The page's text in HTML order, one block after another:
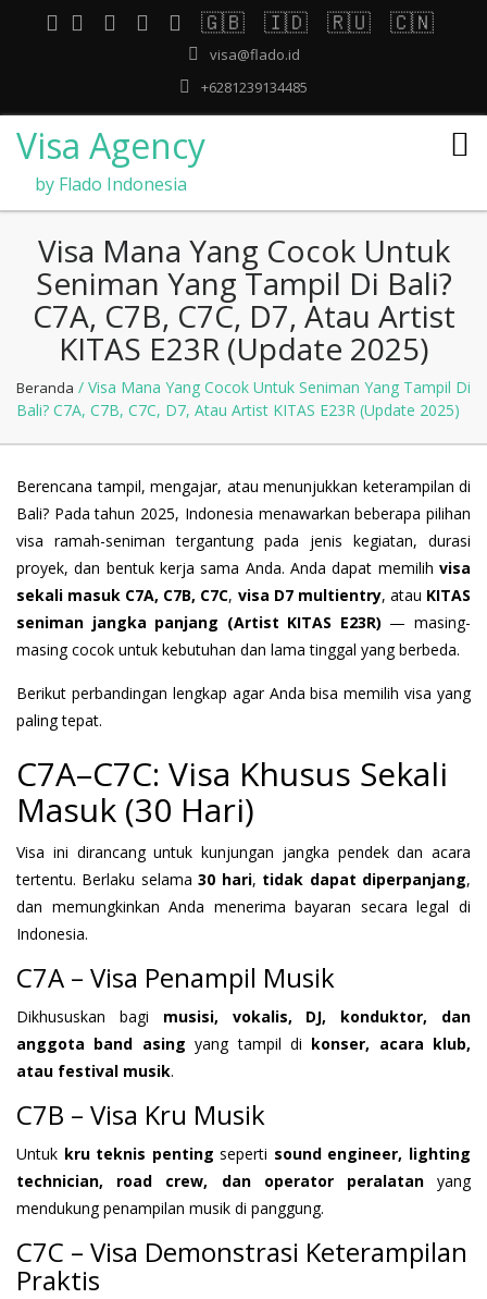
🇬🇧 🇮🇩 🇷🇺 🇨🇳
visa@flado.id
+6281239134485
Visa Agency
by Flado Indonesia
Visa Mana Yang Cocok Untuk
Seniman Yang Tampil Di Bali?
C7A, C7B, C7C, D7, Atau Artist
KITAS E23R (Update 2025)
Beranda / Visa Mana Yang Cocok Untuk Seniman Yang Tampil Di
Bali? C7A, C7B, C7C, D7, Atau Artist KITAS E23R (Update 2025)
Berencana tampil, mengajar, atau menunjukkan keterampilan di
Bali? Pada tahun 2025, Indonesia menawarkan beberapa pilihan
visa ramah-seniman tergantung pada jenis kegiatan, durasi
proyek, dan bentuk kerja sama Anda. Anda dapat memilih visa
sekali masuk C7A, C7B, C7C, visa D7 multientry, atau KITAS
seniman jangka panjang (Artist KITAS E23R) — masing-
masing cocok untuk kebutuhan dan lama tinggal yang berbeda.
Berikut perbandingan lengkap agar Anda bisa memilih visa yang
paling tepat.
C7A–C7C: Visa Khusus Sekali
Masuk (30 Hari)
Visa ini dirancang untuk kunjungan jangka pendek dan acara
tertentu. Berlaku selama30 hari, tidak dapat diperpanjang,
dan memungkinkan Anda menerima bayaran secara legal di
Indonesia.
C7A – Visa Penampil Musik
Dikhususkan bagi musisi, vokalis, DJ, konduktor, dan
anggota band asing yang tampil di konser, acara klub,
atau festival musik.
C7B – Visa Kru Musik
Untuk kru teknis penting seperti sound engineer, lighting
technician, road crew, dan operator peralatanyang
mendukung penampilan musik di panggung.
C7C – Visa Demonstrasi Keterampilan
Praktis